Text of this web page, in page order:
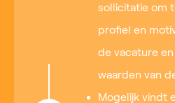
sollicitatie om
profiel en
de vacature
waarden van
Mogelijk vindt